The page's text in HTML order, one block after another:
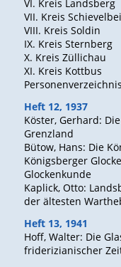
VI. Kreis Landsberg
VII. Kreis
VIII. Kreis Soldin
IX. Kreis Sternberg
X. Kreis Züllichau
XI. Kreis Kottbus
Personenverzeichnis
Heft 12, 1937
Köster, Gerhard:
Grenzland
Bütow, Hans: Die
Königsberger
Glockenkunde
Kaplick, Otto:
der ältesten
Heft 13, 1941
Hoff, Walter: Die
friderizianischer